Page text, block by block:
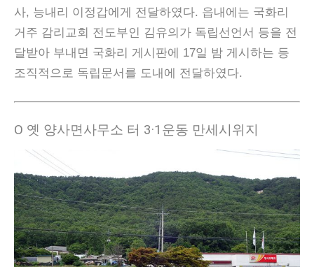
사, 능내리 이정갑에게 전달하였다. 읍내에는 국화리
거주 감리교회 전도부인 김유의가 독립선언서 등을 전
달받아 부내면 국화리 게시판에 17일 밤 게시하는 등
조직적으로 독립문서를 도내에 전달하였다.
Ο 옛 양사면사무소 터 3·1운동 만세시위지